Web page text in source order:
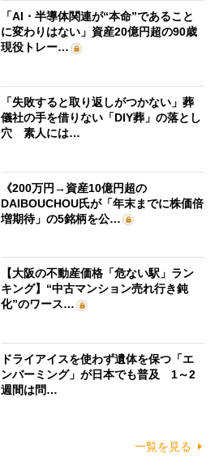
「AI・半導体関連が“本命”であること
に変わりはない」資産20億円超の90歳
現役トレー…
「失敗すると取り返しがつかない」葬
儀社の手を借りない「DIY葬」の落とし
穴 素人には…
《200万円→資産10億円超の
DAIBOUCHOU氏が「年末までに株価倍
増期待」の5銘柄を公…
【大阪の不動産価格「危ない駅」ラン
キング】“中古マンション売れ行き鈍
化”のワース…
ドライアイスを使わず遺体を保つ「エ
ンバーミング」が日本でも普及 1～2
週間は問…
一覧を見る